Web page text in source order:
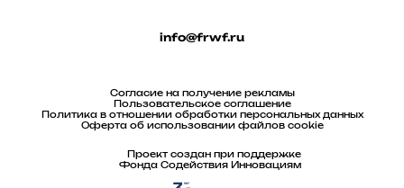
info@frwf.ru
Согласие на получение рекламы
Пользовательское соглашение
Политика в отношении обработки персональных данных
Оферта об использовании файлов cookie
Проект создан при поддержке
Фонда Содействия Инновациям